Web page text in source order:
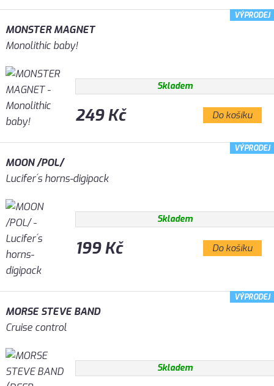
MONSTER MAGNET
Monolithic baby!
Skladem
249 Kč Do košíku
VÝPRODEJ
MOON /POL/
Lucifer´s horns-digipack
Skladem
199 Kč Do košíku
VÝPRODEJ
MORSE STEVE BAND
Cruise control
Skladem
VÝPRODEJ